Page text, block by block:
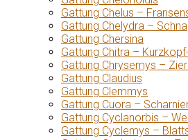
Gattung Chelus –
Gattung Chelydra –
Gattung Chersina
Gattung Chitra –
Gattung Chrysemys –
Gattung Claudius
Gattung Clemmys
Gattung Cuora –
Gattung Cyclanorbis –
Gattung Cyclemys –